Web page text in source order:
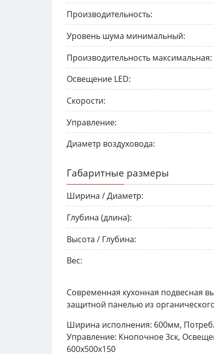
Производительность:
Уровень шума минимальный:
Производительность максимальная:
Освещение LED:
Скорости:
Управление:
Диаметр воздуховода:
Габаритные размеры
Ширина / Диаметр:
Глубина (длина):
Высота / Глубина:
Вес:
Современная кухонная подвесная
защитной панелью из
Ширина исполнения: 600мм,
Управление: Кнопочное 3ск,
600х500х150